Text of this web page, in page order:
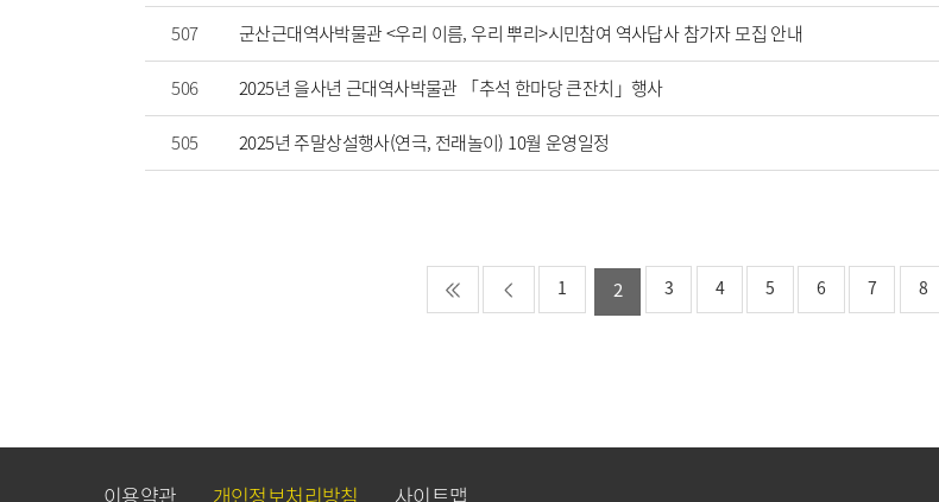
507 군산근대역사박물관 <우리 이름, 우리 뿌리>시민참여 역사답사 참가자 모집 안내
506 2025년 을사년 근대역사박물관 「추석 한마당 큰잔치」행사
505 2025년 주말상설행사(연극, 전래놀이) 10월 운영일정
1 2 3 4 5 6 7 8
이용약관 개인정보처리방침 사이트맵